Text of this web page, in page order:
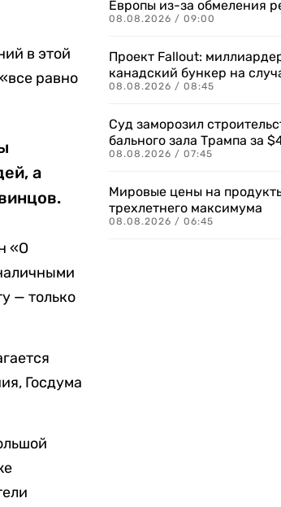
в этой
равно
а
«О
— только
Госдума
Европы из-за обмеления
08.08.2026 / 09:00
Проект Fallout:
канадский бункер на
08.08.2026 / 08:45
Суд заморозил
бального зала Трампа за
08.08.2026 / 07:45
Мировые цены на
трехлетнего максимума
08.08.2026 / 06:45